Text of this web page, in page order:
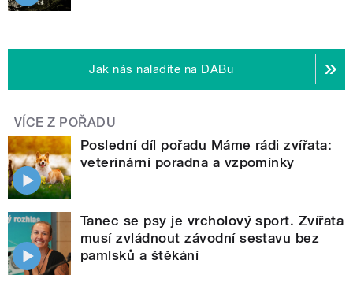
Jak nás naladíte na DABu
VÍCE Z POŘADU
Poslední díl pořadu Máme rádi zvířata:
veterinární poradna a vzpomínky
Tanec se psy je vrcholový sport. Zvířata
musí zvládnout závodní sestavu bez
pamlsků a štěkání